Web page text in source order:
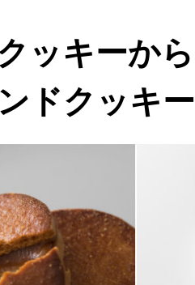
ッキーか
ドクッキー